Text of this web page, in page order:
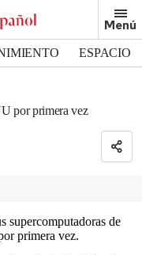
Menú
ESPACIO
por primera vez
supercomputadoras de
primera vez.